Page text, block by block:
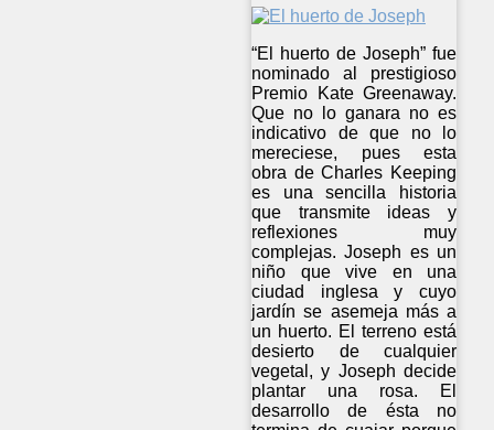
“El huerto de Joseph” fue
nominado al prestigioso
Premio Kate Greenaway.
Que no lo ganara no es
indicativo de que no lo
mereciese, pues esta
obra de Charles Keeping
es una sencilla historia
que transmite ideas y
reflexiones muy
complejas. Joseph es un
niño que vive en una
ciudad inglesa y cuyo
jardín se asemeja más a
un huerto. El terreno está
desierto de cualquier
vegetal, y Joseph decide
plantar una rosa. El
desarrollo de ésta no